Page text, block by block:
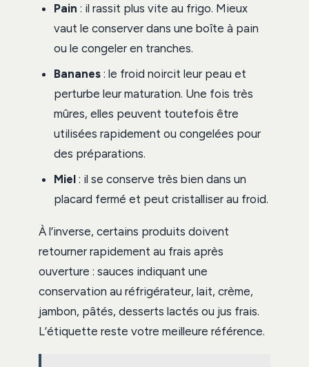
Pain : il rassit plus vite au frigo. Mieux
vaut le conserver dans une boîte à pain
ou le congeler en tranches.
Bananes : le froid noircit leur peau et
perturbe leur maturation. Une fois très
mûres, elles peuvent toutefois être
utilisées rapidement ou congelées pour
des préparations.
Miel : il se conserve très bien dans un
placard fermé et peut cristalliser au froid.
À l’inverse, certains produits doivent
retourner rapidement au frais après
ouverture : sauces indiquant une
conservation au réfrigérateur, lait, crème,
jambon, pâtés, desserts lactés ou jus frais.
L’étiquette reste votre meilleure référence.